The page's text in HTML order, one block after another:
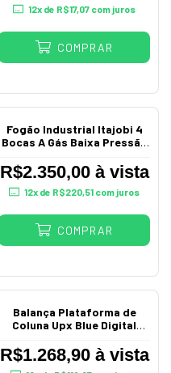
12x de R$17,07 com juros
COMPRAR
Fogão Industrial Itajobi 4
Bocas A Gás Baixa Pressão
R$2.350,00 à vista
12x de R$220,51 com juros
COMPRAR
Balança Plataforma de
Coluna Upx Blue Digital
R$1.268,90 à vista